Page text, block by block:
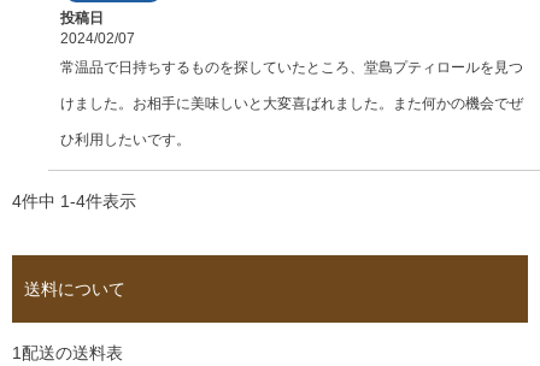
投稿日
2024/02/07
常温品で日持ちするものを探していたところ、堂島プティロールを見つ
けました。お相手に美味しいと大変喜ばれました。また何かの機会でぜ
ひ利用したいです。
4件中 1-4件表示
送料について
1配送の送料表